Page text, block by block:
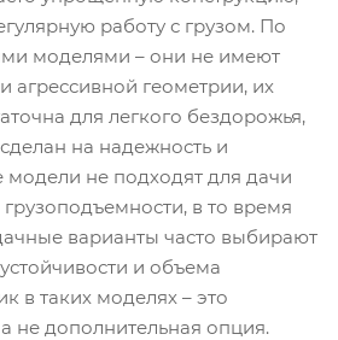
работу с грузом. По
моделями – они не имеют
агрессивной геометрии, их
для легкого бездорожья,
на надежность и
не подходят для дачи
в то время
варианты часто выбирают
и объема
в таких моделях – это
не дополнительная опция.